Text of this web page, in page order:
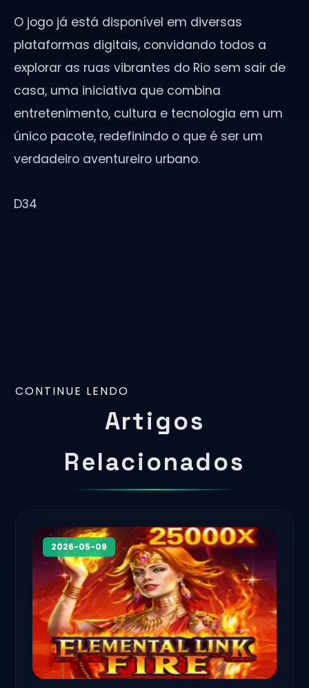
O jogo já está disponível em diversas
plataformas digitais, convidando todos a
explorar as ruas vibrantes do Rio sem sair de
casa, uma iniciativa que combina
entretenimento, cultura e tecnologia em um
único pacote, redefinindo o que é ser um
verdadeiro aventureiro urbano.
D34
CONTINUE LENDO
Artigos
Relacionados
2026-05-09